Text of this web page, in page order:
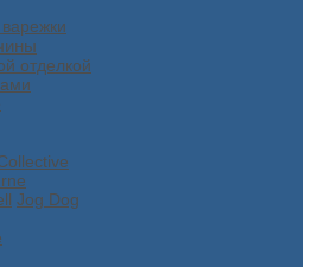
отделкой
Jog Dog